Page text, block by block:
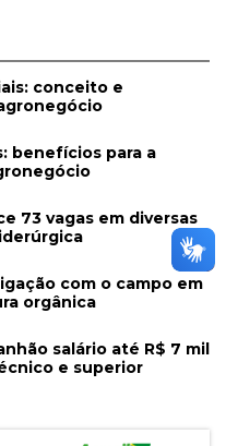
conceito e
benefícios para a
73 vagas em diversas
com o campo em
orgânica
salário até R$ 7 mil
e superior